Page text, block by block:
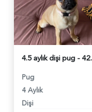
4.5
Pug
4 Aylık
Dişi